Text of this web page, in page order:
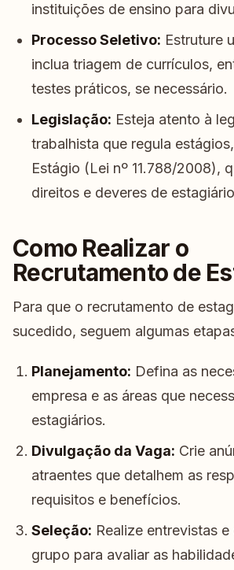
instituições de ensino para
Processo Seletivo: Estruture
inclua triagem de currículos,
testes práticos, se necessário.
Legislação: Esteja atento à
trabalhista que regula
Estágio (Lei nº 11.788/2008),
direitos e deveres de
Como Realizar o
Recrutamento de
Para que o recrutamento de
sucedido, seguem algumas
Planejamento: Defina as
empresa e as áreas que
estagiários.
Divulgação da Vaga: Crie
atraentes que detalhem as
requisitos e benefícios.
Seleção: Realize entrevistas
grupo para avaliar as